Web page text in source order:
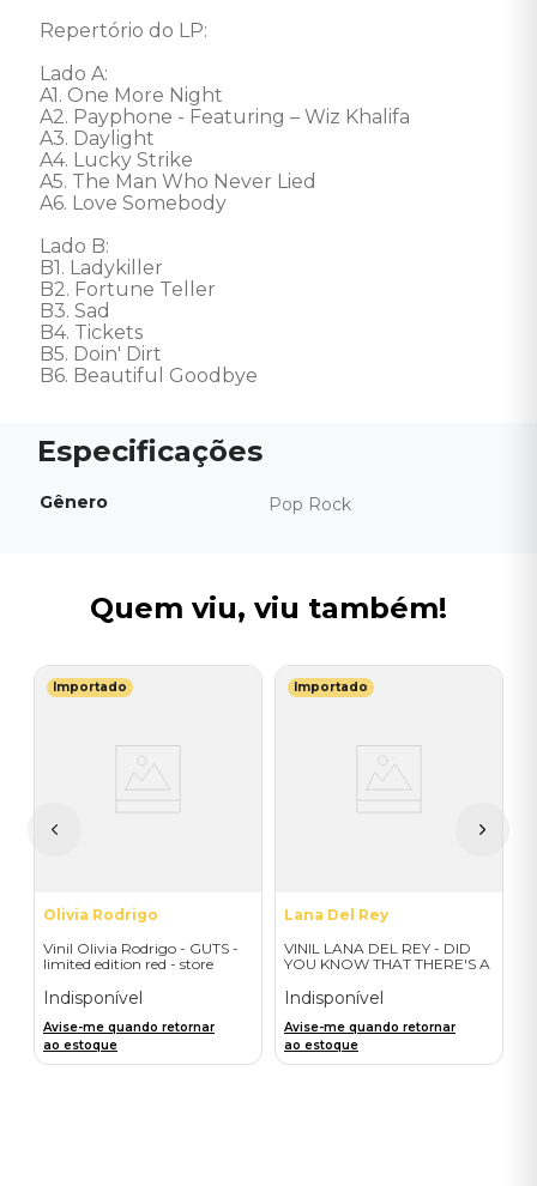
Repertório do LP:
Lado A:
A1. One More Night
A2. Payphone - Featuring – Wiz Khalifa
A3. Daylight
A4. Lucky Strike
A5. The Man Who Never Lied
A6. Love Somebody
Lado B:
B1. Ladykiller
B2. Fortune Teller
B3. Sad
B4. Tickets
B5. Doin' Dirt
B6. Beautiful Goodbye
Gênero Pop Rock
Quem viu, viu também!
Importado
Olivia Rodrigo
Vinil Olivia Rodrigo - GUTS -
limited edition red - store
Indisponível
Avise-me quando retornar
ao estoque
Importado
Lana Del Rey
VINIL LANA DEL REY - DID
YOU KNOW THAT THERE'S A
BLVD (ALT COVER EXPLICIT/
2LP) - IMPORTADO
Indisponível
Avise-me quando retornar
ao estoque